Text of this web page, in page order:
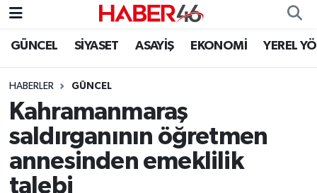
GÜNCEL SİYASET ASAYİŞ EKONOMİ YEREL
HABERLER GÜNCEL
Kahramanmaraş
saldırganının öğretmen
annesinden emeklilik
talebi
GÜNCEL
SİYASET
EKONOMİ
SPOR
Nöbetçi Eczaneler
Hava Durumu
Kahramanmaraş Namaz Vakitleri
Trafik Durumu